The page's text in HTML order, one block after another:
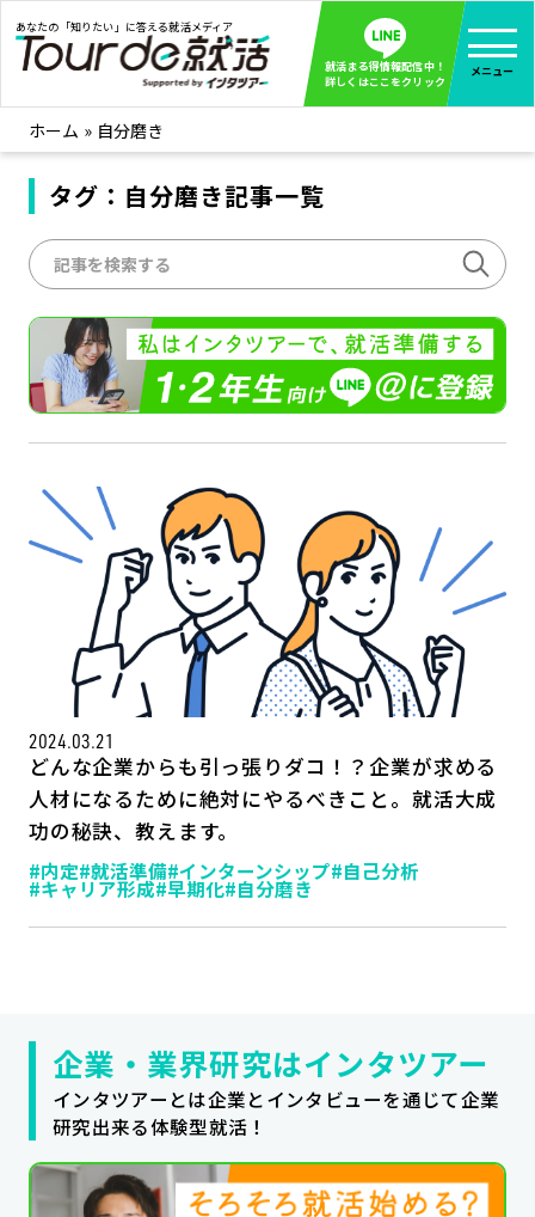
あなたの「知りたい」に答える就活メディア
就活まる得情報配信中！
詳しくはここをクリック
メニュー
就活ノウハウ 全て見る
企業まる見え！特捜部
みんなが知らない企業の裏側を徹底調査！
インタツアー活動レポ 全て見る
インタツアーを使ってどうだった？OBOG成功談
社会人インタビュー 全て見る
社会人になった今、就活を振り返ってみた
学生就活ブログ 全て見る
企業・業界研究はインタツアー
記事一覧
インタツアー活用法
運営会社
お問い合わせ
公式SNSはこちら
ホーム » 自分磨き
タグ：自分磨き記事一覧
2024.03.21
どんな企業からも引っ張りダコ！？企業が求める
人材になるために絶対にやるべきこと。就活大成
功の秘訣、教えます。
#内定#就活準備#インターンシップ#自己分析
#キャリア形成#早期化#自分磨き
企業・業界研究はインタツアー
インタツアーとは企業とインタビューを通じて企業
研究出来る体験型就活！